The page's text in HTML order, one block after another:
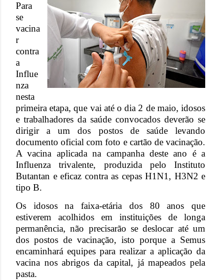
Para
se
vacina
r
contra
a
Influe
nza
nesta
primeira etapa, que vai até o dia 2 de maio, idosos
e trabalhadores da saúde convocados deverão se
dirigir a um dos postos de saúde levando
documento oficial com foto e cartão de vacinação.
A vacina aplicada na campanha deste ano é a
Influenza trivalente, produzida pelo Instituto
Butantan e eficaz contra as cepas H1N1, H3N2 e
tipo B.
Os idosos na faixa-etária dos 80 anos que
estiverem acolhidos em instituições de longa
permanência, não precisarão se deslocar até um
dos postos de vacinação, isto porque a Semus
encaminhará equipes para realizar a aplicação da
vacina nos abrigos da capital, já mapeados pela
pasta.